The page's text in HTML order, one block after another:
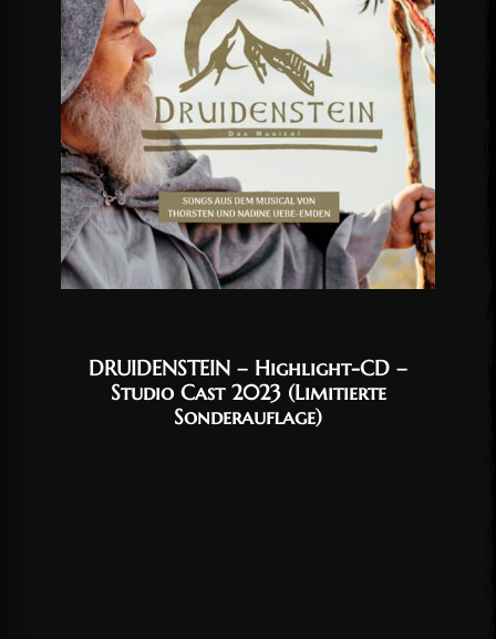
DRUIDENSTEIN – Highlight-CD –
Studio Cast 2023 (Limitierte
Sonderauflage)